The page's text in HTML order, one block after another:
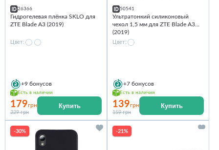
26366
Гидрогелевая плёнка SKLO для
ZTE Blade A3 (2019)
Цвет:
+9 бонусов
Есть в наличии
179грн
229 грн
Купить
50541
Ультратонкий силиконовый
чехол 1,5 мм для ZTE Blade A3
(2019)
Цвет:
+7 бонусов
Есть в наличии
139грн
159 грн
Купить
-30% -21%